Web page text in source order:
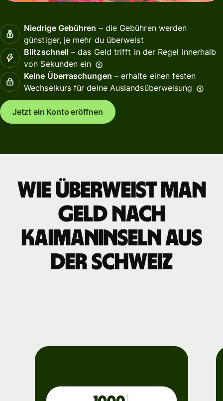
Niedrige Gebühren – die Gebühren werden
günstiger, je mehr du überweist
Blitzschnell – das Geld trifft in der Regel innerhalb
von Sekunden ein
Keine Überraschungen – erhalte einen festen
Wechselkurs für deine Auslandsüberweisung
Jetzt ein Konto eröffnen
Wie überweist man
Geld nach
Kaimaninseln aus
der Schweiz